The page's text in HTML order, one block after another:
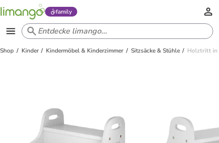
family
Shop Kinder Kindermöbel & Kinderzimmer Sitzsäcke & Stühle Holztritt in